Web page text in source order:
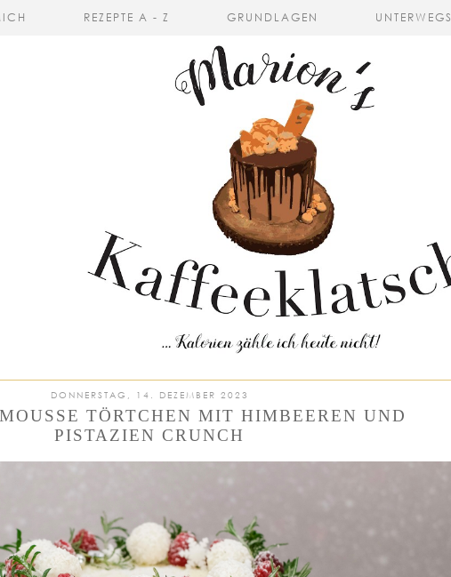
REZEPTE A - Z GRUNDLAGEN UNTERWEGS
DONNERSTAG, 14. DEZEMBER 2023
TÖRTCHEN MIT HIMBEEREN UND
PISTAZIEN CRUNCH